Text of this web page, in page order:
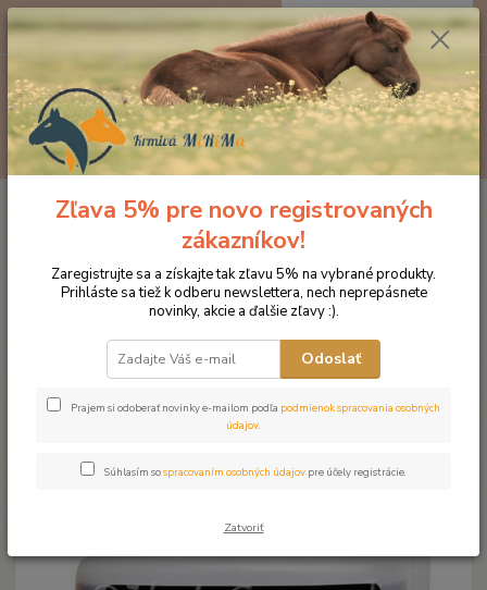
Menu
0ks
za0 €
Doplnky výživy Pohybový aparát a svaly
NAF M Fit pre
podporu rastu svalov
NAF M Fit pre podporu rastu
svalov
Zľava 5% pre novo registrovaných
zákazníkov!
Zaregistrujte sa a získajte tak zľavu 5% na vybrané produkty.
Prihláste sa tiež k odberu newslettera, nech neprepásnete
novinky, akcie a ďalšie zľavy :).
Odoslať
Prajem si odoberať novinky e-mailom podľa podmienok spracovania osobných
údajov.
Súhlasím sospracovaním osobných údajov pre účely registrácie.
Zatvoriť